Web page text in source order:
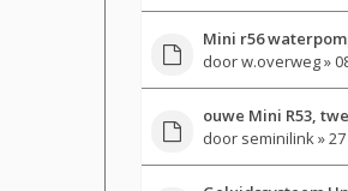
Mini r56
doorw.overweg»
ouwe Mini R53,
door seminilink »